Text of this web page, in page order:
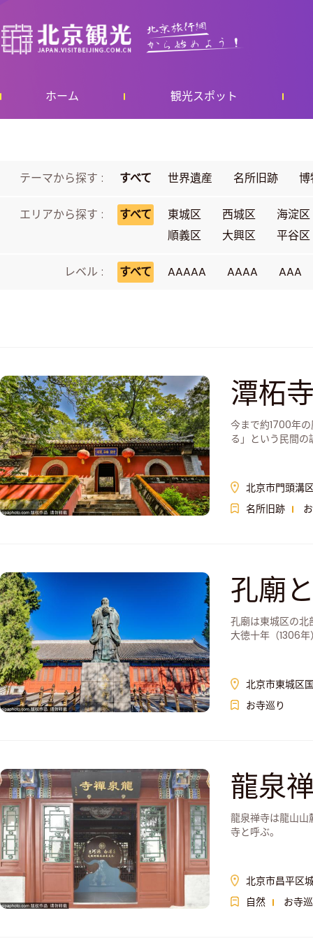
ホーム 観光スポット
テーマから探す : すべて 世界遺産 名所旧跡
エリアから探す : すべて 東城区 西城区
海淀区
順義区
大興区 平谷区
レベル : すべて AAAAA AAAA AAA
潭柘
今まで約1700年
る」という民間の
北京市門頭溝
名所旧跡
孔廟
孔廟は東城区の北
大徳十年（1306
北京市東城区
お寺巡り
龍泉
龍泉禅寺は龍山山
寺と呼ぶ。
北京市昌平区
自然
お寺